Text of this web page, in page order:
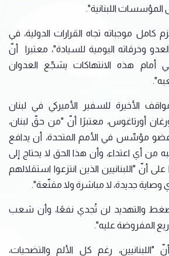
اللبنانية".
كامل موجباته تجاه القرارات الدولية، في
وخرقاته اليومية للسيادة"، معتبرا أنّ
أمام هذه الانتهاكات يشجّع العدوان
الأخيرة للسفير الأميركي في لبنان
أورتاغوس، معتبرًا أنّ "من حقّ لبنان،
مؤسِّس في الأمم المتحدة، أن يدافع
أي اعتداء، وأن هذا الحق لا يحتاج إلى
أنّ "اللبنانيين الذين انتزعوا استقلالهم
وصاية جديدة، لا مباشرة ولا مقنّعة".
والتهديد لن تُجدي نفعًا، وأن شعب
المفروضة عليه".
"اللبنانيين، رغم كل الألم والتضحيات،